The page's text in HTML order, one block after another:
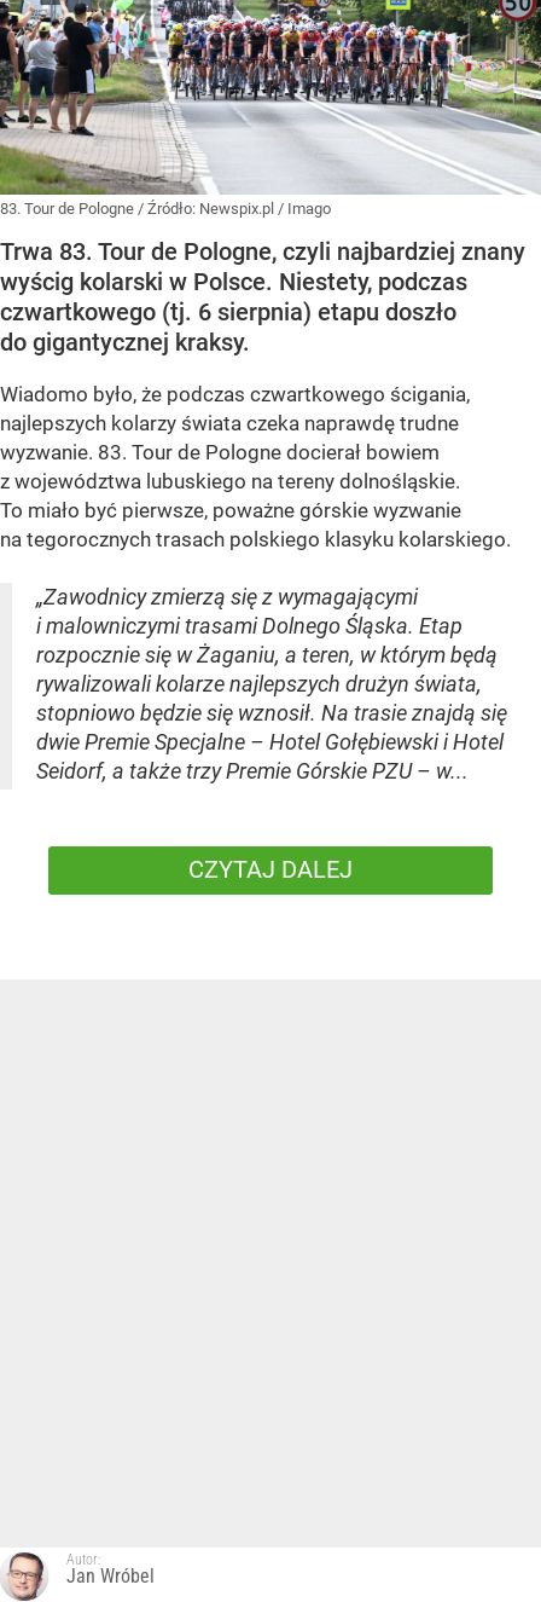
83. Tour de Pologne / Źródło: Newspix.pl / Imago
Trwa 83. Tour de Pologne, czyli najbardziej znany
wyścig kolarski w Polsce. Niestety, podczas
czwartkowego (tj. 6 sierpnia) etapu doszło
do gigantycznej kraksy.
Wiadomo było, że podczas czwartkowego ścigania,
najlepszych kolarzy świata czeka naprawdę trudne
wyzwanie. 83. Tour de Pologne docierał bowiem
z województwa lubuskiego na tereny dolnośląskie.
To miało być pierwsze, poważne górskie wyzwanie
na tegorocznych trasach polskiego klasyku kolarskiego.
„Zawodnicy zmierzą się z wymagającymi
i malowniczymi trasami Dolnego Śląska. Etap
rozpocznie się w Żaganiu, a teren, w którym będą
rywalizowali kolarze najlepszych drużyn świata,
stopniowo będzie się wznosił. Na trasie znajdą się
dwie Premie Specjalne – Hotel Gołębiewski i Hotel
Seidorf, a także trzy Premie Górskie PZU – w...
CZYTAJ DALEJ
Autor:
Jan Wróbel